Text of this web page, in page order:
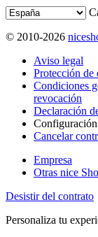
© 2010-2026
Aviso legal
Protección de
Condiciones
revocación
Declaración
Cancelar
Empresa
Otras nice
Desistir del contrato
Personaliza tu